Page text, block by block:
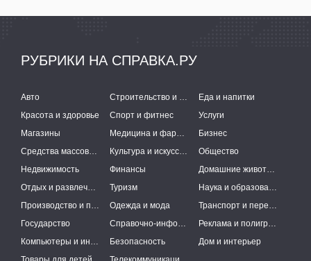
РУБРИКИ НА СПРАВКА.РУ
Авто Строительство и ремонт
Еда и напитки
Красота и здоровье
Спорт и фитнес
Услуги
Магазины
Медицина и фармацевтика
Бизнес
Средства массовой информации
Культура и искусство
Общество
Недвижимость
Финансы
Домашние животные
Отдых и развлечения
Туризм
Наука и образование
Производство и поставки
Одежда и мода
Транспорт и перевозки
Государство
Справочно-информационные системы
Реклама и полиграфия
Компьютеры и интернет
Безопасность
Дом и интерьер